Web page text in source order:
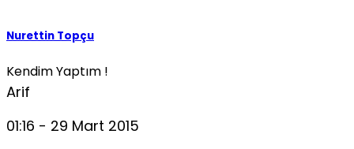
Nurettin Topçu
Kendim Yaptım !
Arif
01:16 - 29 Mart 2015